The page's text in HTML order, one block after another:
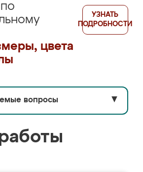
цвета
УЗНАТЬ
ПОДРОБНОСТИ
вопросы ▼